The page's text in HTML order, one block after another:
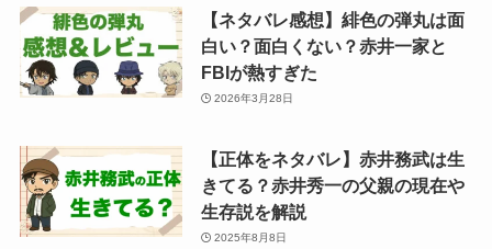
【ネタバレ感想】緋色の弾丸は面
白い？面白くない？赤井一家と
FBIが熱すぎた
2026年3月28日
【正体をネタバレ】赤井務武は生
きてる？赤井秀一の父親の現在や
生存説を解説
2025年8月8日